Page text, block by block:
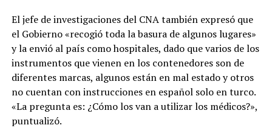
El jefe de investigaciones del CNA también expresó que
el Gobierno «recogió toda la basura de algunos lugares»
y la envió al país como hospitales, dado que varios de los
instrumentos que vienen en los contenedores son de
diferentes marcas, algunos están en mal estado y otros
no cuentan con instrucciones en español solo en turco.
«La pregunta es: ¿Cómo los van a utilizar los médicos?»,
puntualizó.